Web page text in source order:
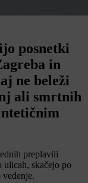
posnetki
in
ne beleži
ali smrtnih
preplavili
skačejo po